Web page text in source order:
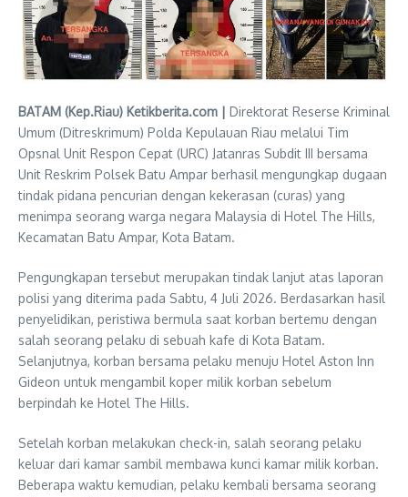
BATAM (Kep.Riau) Ketikberita.com | Direktorat Reserse Kriminal
Umum (Ditreskrimum) Polda Kepulauan Riau melalui Tim
Opsnal Unit Respon Cepat (URC) Jatanras Subdit III bersama
Unit Reskrim Polsek Batu Ampar berhasil mengungkap dugaan
tindak pidana pencurian dengan kekerasan (curas) yang
menimpa seorang warga negara Malaysia di Hotel The Hills,
Kecamatan Batu Ampar, Kota Batam.
Pengungkapan tersebut merupakan tindak lanjut atas laporan
polisi yang diterima pada Sabtu, 4 Juli 2026. Berdasarkan hasil
penyelidikan, peristiwa bermula saat korban bertemu dengan
salah seorang pelaku di sebuah kafe di Kota Batam.
Selanjutnya, korban bersama pelaku menuju Hotel Aston Inn
Gideon untuk mengambil koper milik korban sebelum
berpindah ke Hotel The Hills.
Setelah korban melakukan check-in, salah seorang pelaku
keluar dari kamar sambil membawa kunci kamar milik korban.
Beberapa waktu kemudian, pelaku kembali bersama seorang